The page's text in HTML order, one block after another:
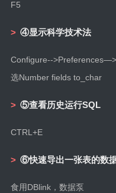
F5
④显示科学技术法
Configure--
选Number fields to_char
⑤查看历史运行SQL
CTRL+E
⑥快速导出一张表的数
食用DBlink，数据泵